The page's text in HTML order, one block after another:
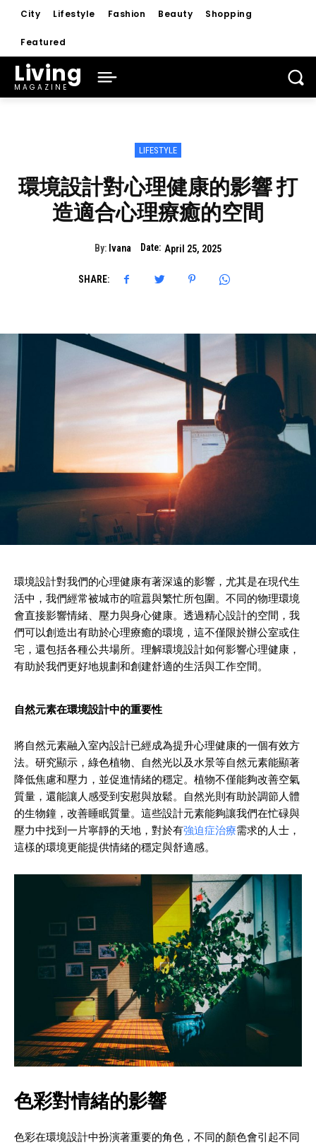
City Lifestyle Fashion Beauty Shopping
Featured
Living
MAGAZINE
LIFESTYLE
環境設計對心理健康的影響 打
造適合心理療癒的空間
By: Ivana Date: April 25, 2025
SHARE:
環境設計對我們的心理健康有著深遠的影響，尤其是在現代生
活中，我們經常被城市的喧囂與繁忙所包圍。不同的物理環境
會直接影響情緒、壓力與身心健康。透過精心設計的空間，我
們可以創造出有助於心理療癒的環境，這不僅限於辦公室或住
宅，還包括各種公共場所。理解環境設計如何影響心理健康，
有助於我們更好地規劃和創建舒適的生活與工作空間。
自然元素在環境設計中的重要性
將自然元素融入室內設計已經成為提升心理健康的一個有效方
法。研究顯示，綠色植物、自然光以及水景等自然元素能顯著
降低焦慮和壓力，並促進情緒的穩定。植物不僅能夠改善空氣
質量，還能讓人感受到安慰與放鬆。自然光則有助於調節人體
的生物鐘，改善睡眠質量。這些設計元素能夠讓我們在忙碌與
壓力中找到一片寧靜的天地，對於有強迫症治療需求的人士，
這樣的環境更能提供情緒的穩定與舒適感。
色彩對情緒的影響
色彩在環境設計中扮演著重要的角色，不同的顏色會引起不同